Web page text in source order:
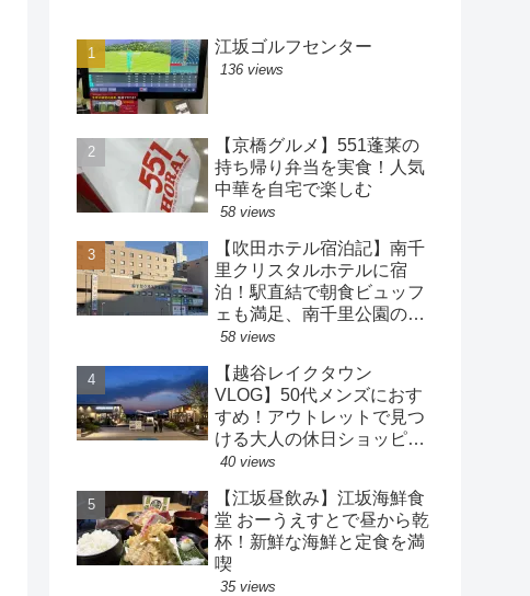
江坂ゴルフセンター
136 views
【京橋グルメ】551蓬莱の
持ち帰り弁当を実食！人気
中華を自宅で楽しむ
58 views
【吹田ホテル宿泊記】南千
里クリスタルホテルに宿
泊！駅直結で朝食ビュッフ
ェも満足、南千里公園の散
策も楽しめるホテル
58 views
【越谷レイクタウン
VLOG】50代メンズにおす
すめ！アウトレットで見つ
ける大人の休日ショッピン
グ
40 views
【江坂昼飲み】江坂海鮮食
堂 おーうえすとで昼から乾
杯！新鮮な海鮮と定食を満
喫
35 views